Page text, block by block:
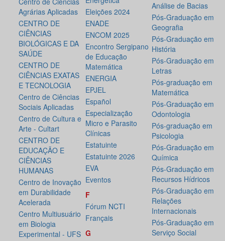
Agrárias Aplicadas
CENTRO DE
CIÊNCIAS
BIOLÓGICAS E DA
SAÚDE
CENTRO DE
CIÊNCIAS EXATAS
E TECNOLOGIA
Centro de Ciências
Sociais Aplicadas
Centro de Cultura e
Arte - Cultart
CENTRO DE
EDUCAÇÃO E
CIÊNCIAS
HUMANAS
Centro de Inovação
em Durabilidade
Acelerada
Centro Multiusuário
em Biologia
Experimental - UFS
Eleições 2024
ENADE
ENCOM 2025
Encontro Sergipano
de Educação
Matemática
ENERGIA
EPJEL
Español
Especialização
Micro e Parasito
Clínicas
Estatuinte
Estatuinte 2026
EVA
Eventos
F
Fórum NCTI
Français
G
Análise de Bacias
Pós-Graduação em
Geografia
Pós-Graduação em
História
Pós-Graduação em
Letras
Pós-graduação em
Matemática
Pós-Graduação em
Odontologia
Pós-graduação em
Psicologia
Pós-Graduação em
Química
Pós-Graduação em
Recursos Hídricos
Pós-Graduação em
Relações
Internacionais
Pós-Graduação em
Serviço Social